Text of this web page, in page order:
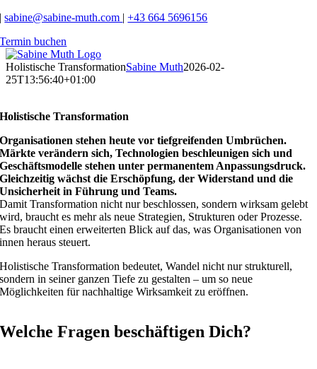
Zum
springen
|sabine@sabine-muth.com |+43 664 5696156
Termin buchen
Holistische TransformationSabine Muth2026-02-
25T13:56:40+01:00
Holistische Transformation
Organisationen stehen heute vor tiefgreifenden Umbrüchen.
Märkte verändern sich, Technologien beschleunigen sich und
Geschäftsmodelle stehen unter permanentem Anpassungsdruck.
Gleichzeitig wächst die Erschöpfung, der Widerstand und die
Unsicherheit in Führung und Teams.
Damit Transformation nicht nur beschlossen, sondern wirksam gelebt
wird, braucht es mehr als neue Strategien, Strukturen oder Prozesse.
Es braucht einen erweiterten Blick auf das, was Organisationen von
innen heraus steuert.
Holistische Transformation bedeutet, Wandel nicht nur strukturell,
sondern in seiner ganzen Tiefe zu gestalten – um so neue
Möglichkeiten für nachhaltige Wirksamkeit zu eröffnen.
Welche Fragen beschäftigen Dich?